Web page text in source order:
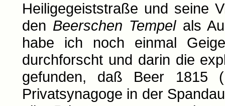
Heiligegeiststraße und seine
den Beerschen Tempelals
habe ich noch einmal
durchforscht und darin die
gefunden, daß Beer 1815
Privatsynagoge in der